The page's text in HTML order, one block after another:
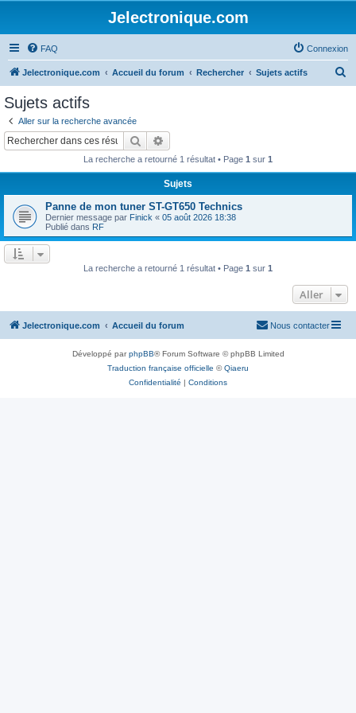
Jelectronique.com
FAQ Connexion
Jelectronique.com Accueil du forum Rechercher Sujets actifs
r
Sujets actifs
Aller sur la recherche avancée
Rechercher
La recherche a retourné 1 résultat • Page 1 sur 1
Sujets
Panne de mon tuner ST-GT650 Technics
Dernier message par Finick « 05 août 2026 18:38
Publié dans RF
La recherche a retourné 1 résultat • Page 1 sur 1
Aller
Jelectronique.com Accueil du forum Nous contacter
Développé parphpBB® Forum Software © phpBB Limited
Traduction française officielle ©Qiaeru
Confidentialité | Conditions